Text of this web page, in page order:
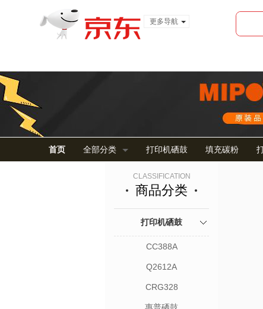
更多导航
首页 全部分类 打印机硒鼓 填充碳粉
CLASSIFICATION
商品分类
打印机硒鼓
CC388A
Q2612A
CRG328